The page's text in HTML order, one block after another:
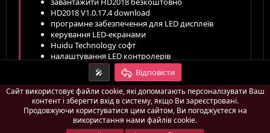
HD2018 V1.0.17.4 download
програмне забезпечення для LED дисплеїв
керування LED-екранами
Huidu Technology софт
налаштування LED контролерів
LED дисплей програма
🎤 Відповісти
Сайт використовує файли cookie, які допомагають персоналізувати Ваш
контент і зберегти вхід в систему, якщо Ви зареєстровані.
Продовжуючи користуватися цим сайтом, Ви погоджуєтеся на
використання нами файлів cookie.